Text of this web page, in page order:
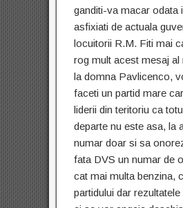
ganditi-va macar odata
asfixiati de actuala
locuitorii R.M. Fiti mai
rog mult acest mesaj
la domna Pavlicenco,
faceti un partid mare
liderii din teritoriu ca
departe nu este asa, la
numar doar si sa
fata DVS un numar de
cat mai multa benzina,
partidului dar